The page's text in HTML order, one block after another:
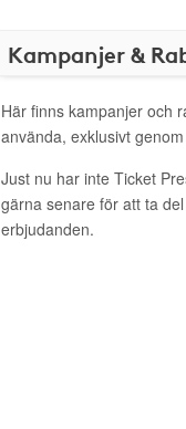
Kampanjer &
Här finns kampanjer och
använda, exklusivt
Just nu har inte Ticket
gärna senare för att ta
erbjudanden.